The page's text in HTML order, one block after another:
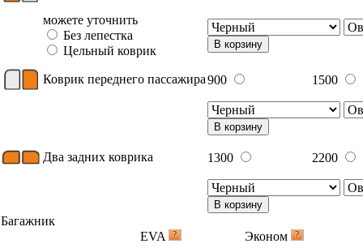
можете уточнить
Без лепестка
Цельный коврик
В корзину
Коврик переднего пассажира900 1500
В корзину
Два задних коврика 1300 2200
В корзину
Багажник
EVA
Эконом